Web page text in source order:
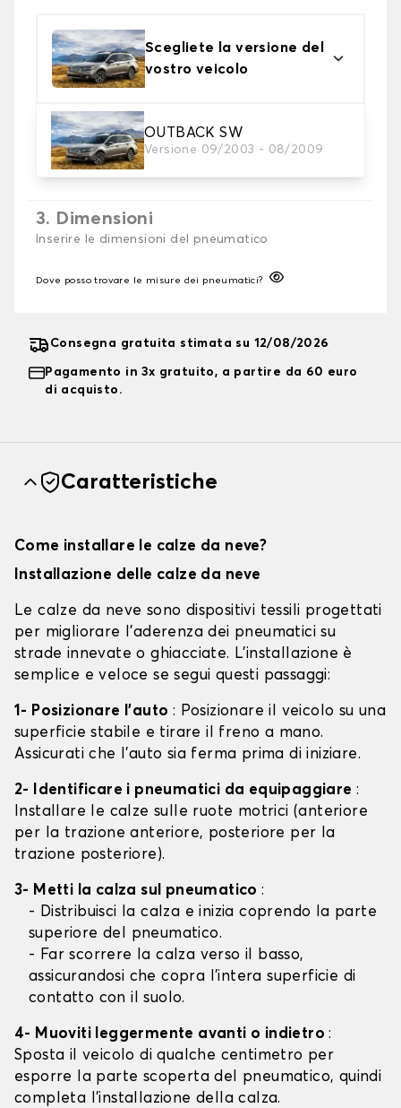
Scegliete la versione del
vostro veicolo
OUTBACK SW
Versione 09/2003 - 08/2009
2. Finitura a calza
Scegli le calze da neve adatte alle tue necessità
3. Dimensioni
Inserire le dimensioni del pneumatico
Dove posso trovare le misure dei pneumatici?
Consegna gratuita stimata su 12/08/2026
Pagamento in 3x gratuito, a partire da 60 euro
di acquisto.
Caratteristiche
Come installare le calze da neve?
Installazione delle calze da neve
Le calze da neve sono dispositivi tessili progettati
per migliorare l'aderenza dei pneumatici su
strade innevate o ghiacciate. L'installazione è
semplice e veloce se segui questi passaggi:
1- Posizionare l'auto : Posizionare il veicolo su una
superficie stabile e tirare il freno a mano.
Assicurati che l'auto sia ferma prima di iniziare.
2- Identificare i pneumatici da equipaggiare :
Installare le calze sulle ruote motrici (anteriore
per la trazione anteriore, posteriore per la
trazione posteriore).
3- Metti la calza sul pneumatico:
- Distribuisci la calza e inizia coprendo la parte
superiore del pneumatico.
- Far scorrere la calza verso il basso,
assicurandosi che copra l'intera superficie di
contatto con il suolo.
4- Muoviti leggermente avanti o indietro:
Sposta il veicolo di qualche centimetro per
esporre la parte scoperta del pneumatico, quindi
completa l'installazione della calza.